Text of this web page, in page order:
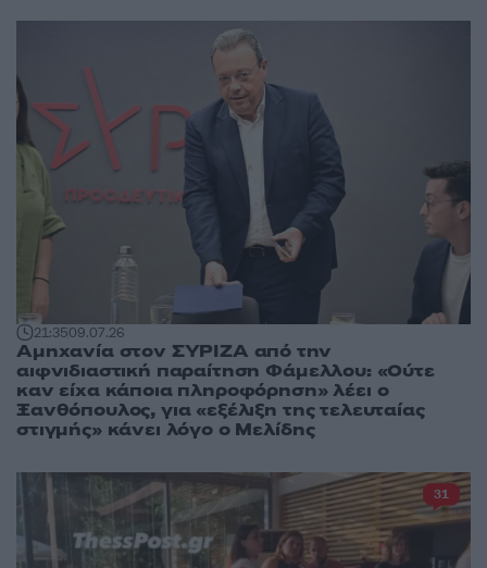
21:3509.07.26
Αμηχανία στον ΣΥΡΙΖΑ από την
αιφνιδιαστική παραίτηση Φάμελλου: «Ούτε
καν είχα κάποια πληροφόρηση» λέει ο
Ξανθόπουλος, για «εξέλιξη της τελευταίας
στιγμής» κάνει λόγο ο Μελίδης
31